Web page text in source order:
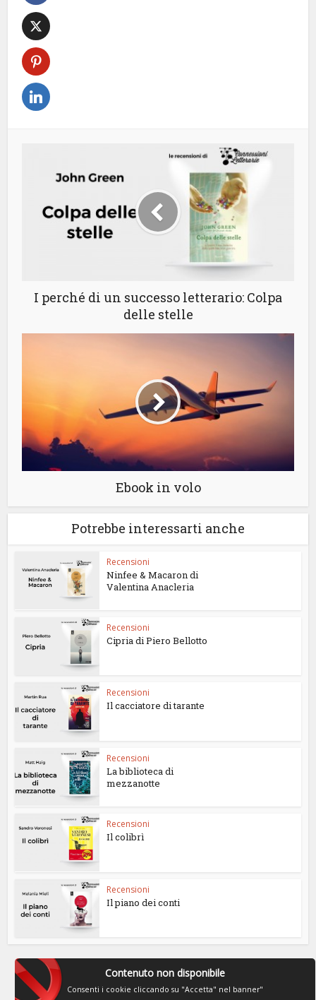
I perché di un successo letterario: Colpa
delle stelle
Ebook in volo
Potrebbe interessarti anche
Recensioni
Ninfee & Macaron di
Valentina Anacleria
Recensioni
Cipria di Piero Bellotto
Recensioni
Il cacciatore di tarante
Recensioni
La biblioteca di
mezzanotte
Recensioni
Il colibrì
Recensioni
Il piano dei conti
Contenuto non disponibile
Consenti i cookie cliccando su "Accetta" nel banner"